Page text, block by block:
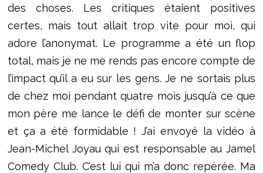
des choses. Les critiques étaient positives
certes, mais tout allait trop vite pour moi, qui
adore l’anonymat. Le programme a été un flop
total, mais je ne me rends pas encore compte de
l’impact qu’il a eu sur les gens. Je ne sortais plus
de chez moi pendant quatre mois jusqu’à ce que
mon père me lance le défi de monter sur scène
et ça a été formidable ! J’ai envoyé la vidéo à
Jean-Michel Joyau qui est responsable au Jamel
Comedy Club. C’est lui qui m’a donc repérée. Ma